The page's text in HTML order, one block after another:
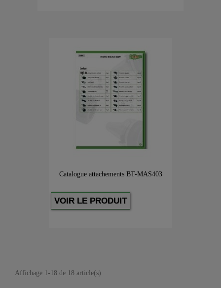
Catalogue attachements BT-MAS403
VOIR LE PRODUIT
Affichage 1-18 de 18 article(s)